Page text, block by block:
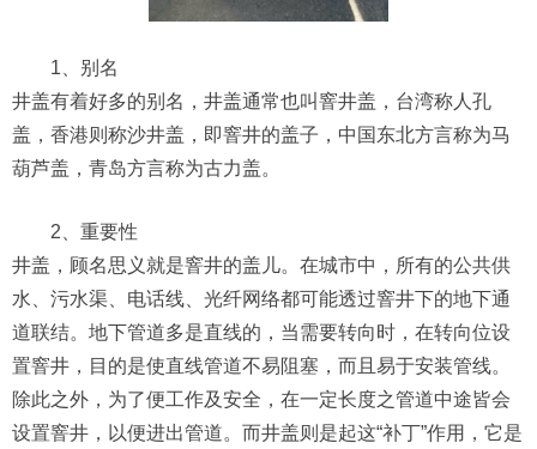
1、别名
井盖有着好多的别名，井盖通常也叫窨井盖，台湾称人孔
盖，香港则称沙井盖，即窨井的盖子，中国东北方言称为马
葫芦盖，青岛方言称为古力盖。
2、重要性
井盖，顾名思义就是窨井的盖儿。在城市中，所有的公共供
水、污水渠、电话线、光纤网络都可能透过窨井下的地下通
道联结。地下管道多是直线的，当需要转向时，在转向位设
置窨井，目的是使直线管道不易阻塞，而且易于安装管线。
除此之外，为了便工作及安全，在一定长度之管道中途皆会
设置窨井，以便进出管道。而井盖则是起这“补丁”作用，它是